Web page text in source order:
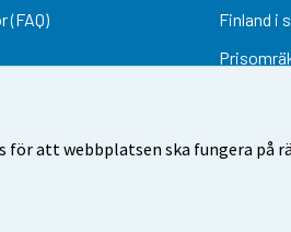
för att webbplatsen ska fungera
(FAQ)
Finland i